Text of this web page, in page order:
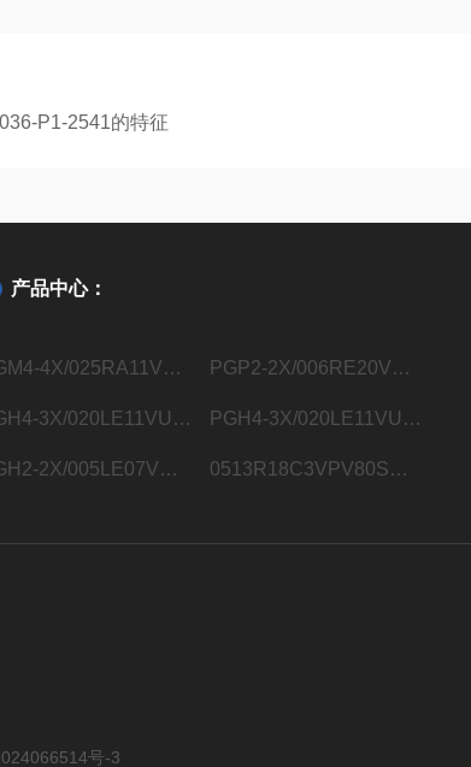
P1-2541的特征
产品中心：
PGM4-4X/025RA11VU2德国力士乐Rexroth内齿轮泵R901363096 PGP2-2X/006RE20VE4德国力士乐Rexroth内齿轮泵R900932129
PGH4-3X/020LE11VU2德国力士乐Rexroth内齿轮泵R900932183 PGH4-3X/020LE11VU2德国力士乐Rexroth内齿轮泵R901283006
PGH2-2X/005LE07VU2德国力士乐Rexroth内齿轮泵R900703725 0513R18C3VPV80SM21HYB05德国力士乐Rexroth液压叶片泵0513800248
号-3